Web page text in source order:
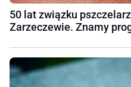
50 lat związku
Zarzeczewie. Znamy